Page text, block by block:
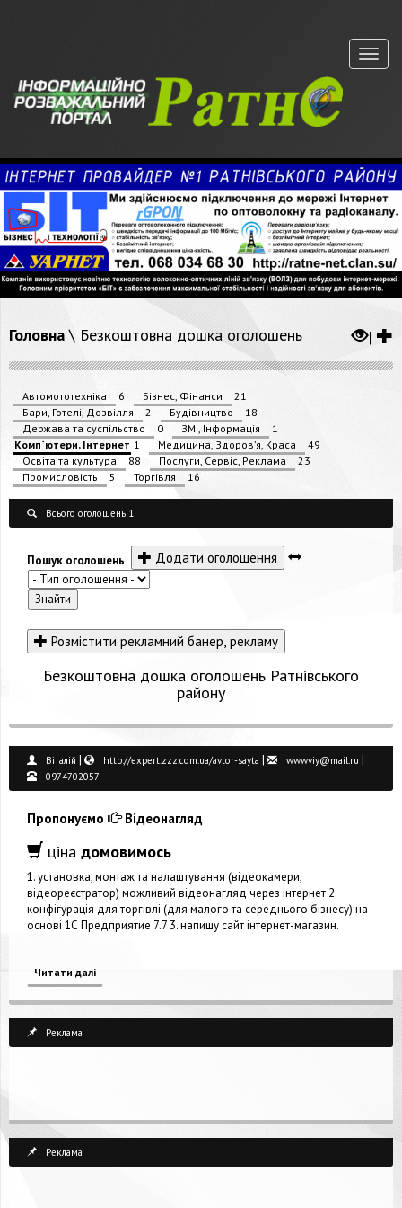
Меню
Головна\ Безкоштовна дошка оголошень |
Автомототехніка 6 Бізнес, Фінанси
21
Бари, Готелі, Дозвілля
2 Будівництво
18
Держава та суспільство
0 ЗМІ, Інформація
1
Комп`ютери, Інтернет 1 Медицина, Здоров’я, Краса
49
Освіта та культура
88 Послуги, Сервіс, Реклама
23
Промисловість
5 Торгівля 16
Всього оголошень 1
Пошук оголошень Додати оголошення
Розмістити рекламний банер, рекламу
Безкоштовна дошка оголошень Ратнівського
району
Віталій | http://expert.zzz.com.ua/avtor-sayta | wwwviy@mail.ru |
0974702057
Пропонуємо Відеонагляд
ціна домовимось
1. установка, монтаж та налаштування (відеокамери,
відеореєстратор) можливий відеонагляд через інтернет 2.
конфігурація для торгівлі (для малого та середнього бізнесу) на
основі 1С Предприятие 7.7 3. напишу сайт інтернет-магазин.
Читати далі
Реклама
Реклама